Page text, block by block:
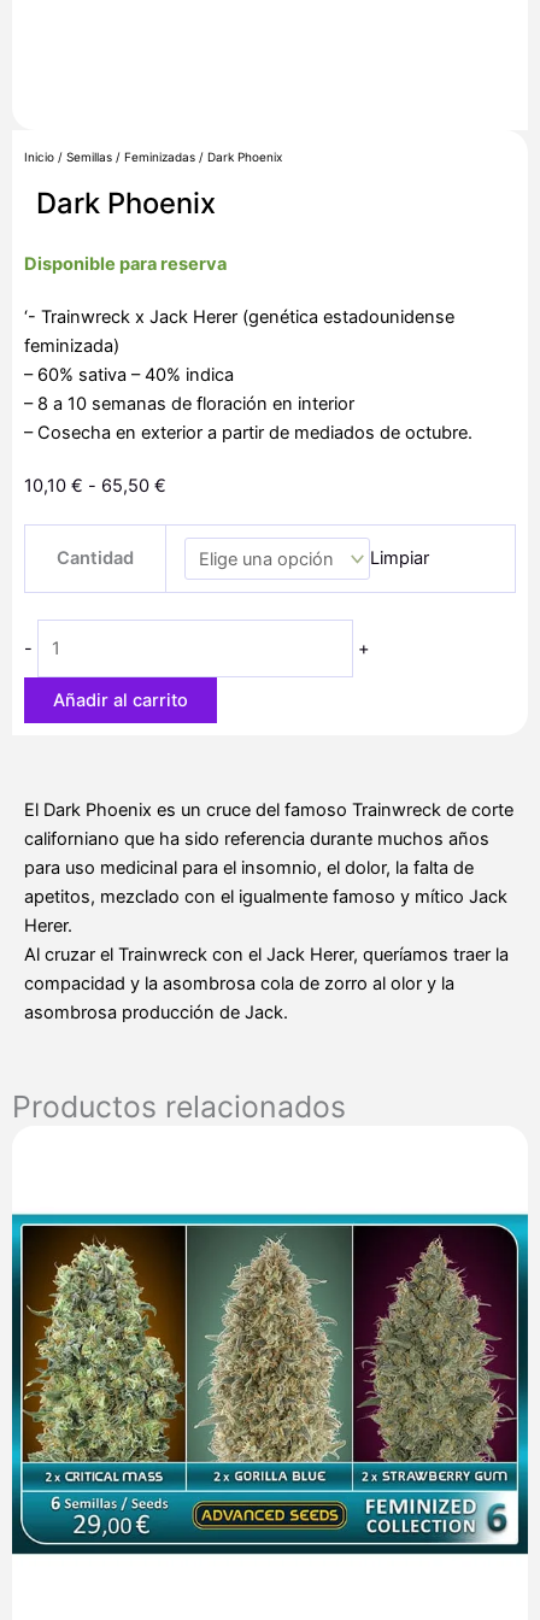
Inicio / Semillas / Feminizadas / Dark Phoenix
Dark Phoenix
Disponible para reserva
‘- Trainwreck x Jack Herer (genética estadounidense
feminizada)
– 60% sativa – 40% indica
– 8 a 10 semanas de floración en interior
– Cosecha en exterior a partir de mediados de octubre.
10,10 € - 65,50 €
precios:
desde
10,10 €
Cantidad Limpiar
-
Phoenix
cantidad
+
Añadir al carrito
El Dark Phoenix es un cruce del famoso Trainwreck de corte
californiano que ha sido referencia durante muchos años
para uso medicinal para el insomnio, el dolor, la falta de
apetitos, mezclado con el igualmente famoso y mítico Jack
Herer.
Al cruzar el Trainwreck con el Jack Herer, queríamos traer la
compacidad y la asombrosa cola de zorro al olor y la
asombrosa producción de Jack.
Productos relacionados